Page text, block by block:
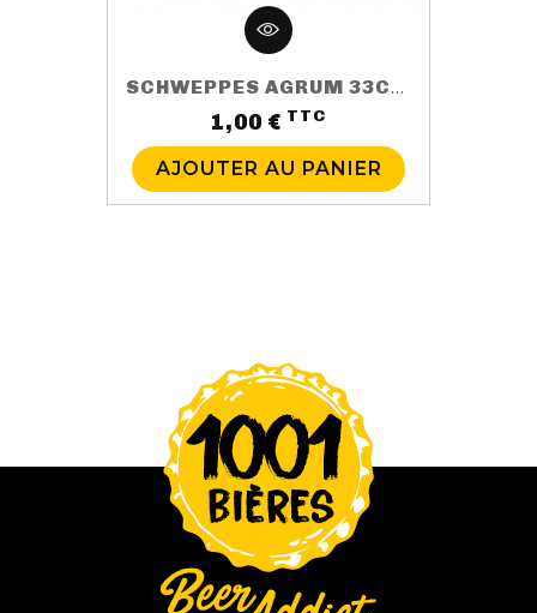
SCHWEPPES AGRUM 33CL SLIM
1,00 € TTCPrix
AJOUTER AU PANIER